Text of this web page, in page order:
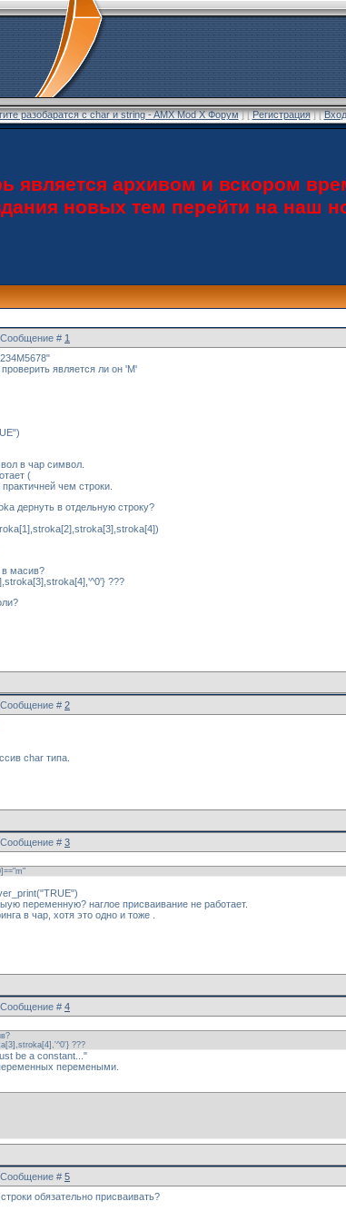
разобаратся с char и string - AMX Mod X Форум] [Регистрация] [Вход
архивом и вскором
новых тем перейти на наш
Сообщение # 1
является ли он 'M'
в чар символ.
(
чем строки.
дернуть в отдельную строку?
в масив?
???
Сообщение # 2
char типа.
Сообщение # 3
переменную? наглое присваивание не работает.
в чар, хотя это одно и тоже .
Сообщение # 4
???
be a constant..."
перемеными.
Сообщение # 5
обязательно присваивать?